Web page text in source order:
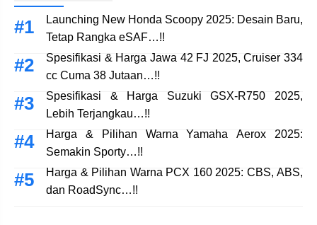
Launching New Honda Scoopy 2025: Desain Baru,
Tetap Rangka eSAF…!!
Spesifikasi & Harga Jawa 42 FJ 2025, Cruiser 334
cc Cuma 38 Jutaan…!!
Spesifikasi & Harga Suzuki GSX-R750 2025,
Lebih Terjangkau…!!
Harga & Pilihan Warna Yamaha Aerox 2025:
Semakin Sporty…!!
Harga & Pilihan Warna PCX 160 2025: CBS, ABS,
dan RoadSync…!!